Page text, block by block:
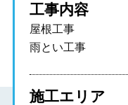
工事内容
屋根工事
雨とい工事
施工エリア